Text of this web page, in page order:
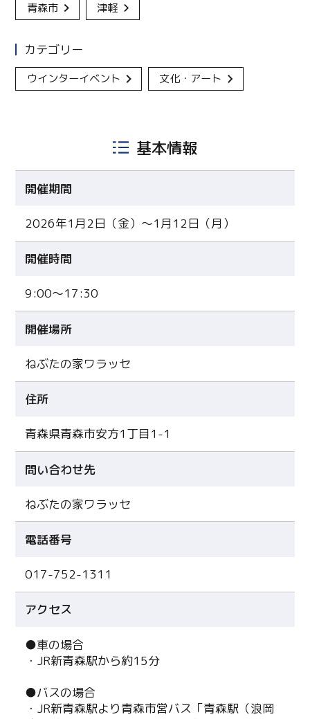
青森市 津軽
カテゴリー
ウインターイベント 文化・アート
基本情報
開催期間
2026年1月2日（金）〜1月12日（月）
開催時間
9:00〜17:30
開催場所
ねぶたの家ワラッセ
住所
青森県青森市安方1丁目1-1
問い合わせ先
ねぶたの家ワラッセ
電話番号
017-752-1311
アクセス
●車の場合
・JR新青森駅から約15分
●バスの場合
・JR新青森駅より青森市営バス「青森駅（浪岡